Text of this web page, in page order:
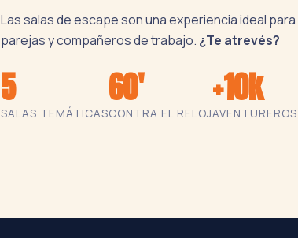
Las salas de escape son una experiencia ideal para
parejas y compañeros de trabajo. ¿Te atrevés?
5
SALAS TEMÁTICAS
60'
CONTRA EL RELOJ
+10k
AVENTUREROS